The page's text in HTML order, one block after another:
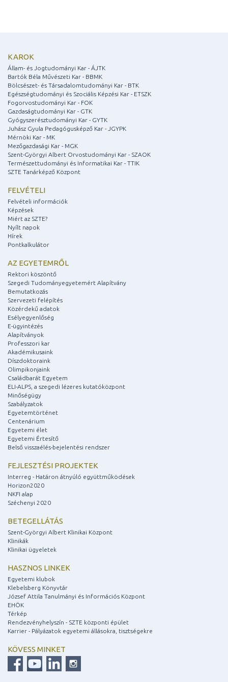
KAROK
Állam- és Jogtudományi Kar - ÁJTK
Bartók Béla Művészeti Kar - BBMK
Bölcsészet- és Társadalomtudományi Kar - BTK
Egészségtudományi és Szociális Képzési Kar - ETSZK
Fogorvostudományi Kar - FOK
Gazdaságtudományi Kar - GTK
Gyógyszerésztudományi Kar - GYTK
Juhász Gyula Pedagógusképző Kar - JGYPK
Mérnöki Kar - MK
Mezőgazdasági Kar - MGK
Szent-Györgyi Albert Orvostudományi Kar - SZAOK
Természettudományi és Informatikai Kar - TTIK
SZTE Tanárképző Központ
FELVÉTELI
Felvételi információk
Képzések
Miért az SZTE?
Nyílt napok
Hírek
Pontkalkulátor
AZ EGYETEMRŐL
Rektori köszöntő
Szegedi Tudományegyetemért Alapítvány
Bemutatkozás
Szervezeti felépítés
Közérdekű adatok
Esélyegyenlőség
E-ügyintézés
Alapítványok
Professzori kar
Akadémikusaink
Díszdoktoraink
Olimpikonjaink
Családbarát Egyetem
ELI-ALPS, a szegedi lézeres kutatóközpont
Minőségügy
Szabályzatok
Egyetemtörténet
Centenárium
Egyetemi élet
Egyetemi Értesítő
Belső visszaélés-bejelentési rendszer
FEJLESZTÉSI PROJEKTEK
Interreg - Határon átnyúló együttműködések
Horizon2020
NKFI alap
Széchenyi 2020
BETEGELLÁTÁS
Szent-Györgyi Albert Klinikai Központ
Klinikák
Klinikai ügyeletek
HASZNOS LINKEK
Egyetemi klubok
Klebelsberg Könyvtár
József Attila Tanulmányi és Információs Központ
EHÖK
Térkép
Rendezvényhelyszín - SZTE központi épület
Karrier - Pályázatok egyetemi állásokra, tisztségekre
KÖVESS MINKET